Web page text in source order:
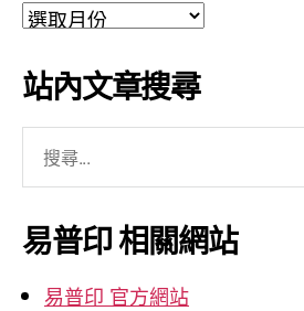
文
彙
整
站內文章搜尋
關
鍵
字:
易普印 相關網站
易普印 官方網站